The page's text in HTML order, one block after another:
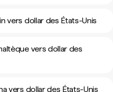
vers dollar des États-Unis
vers dollar des
vers dollar des États-Unis